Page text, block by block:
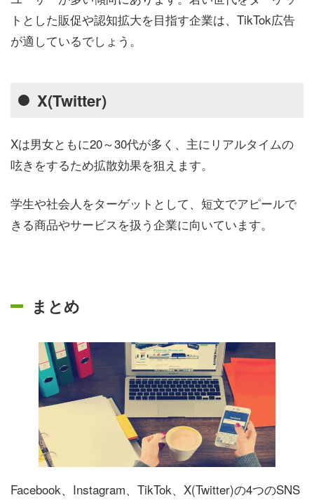
トとした販促や認知拡大を目指す企業は、TikTok広告
が適しているでしょう。
X(Twitter)
Xは男女ともに20～30代が多く、主にリアルタイムの
呟きをするため拡散効果を狙えます。
学生や社会人をターゲットとして、短文でアピールで
きる商品やサービスを扱う企業に向いています。
まとめ
Facebook、Instagram、TikTok、X(Twitter)の4つのSNS